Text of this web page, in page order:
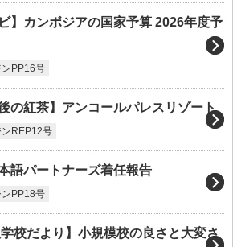
】カンボジアの国家予算 2026年度予
PP16号
の紅茶】アンコールパレスリゾート
REP12号
語パートナーズ着任報告
PP18号
学校だより】小規模校の良さと大変さ